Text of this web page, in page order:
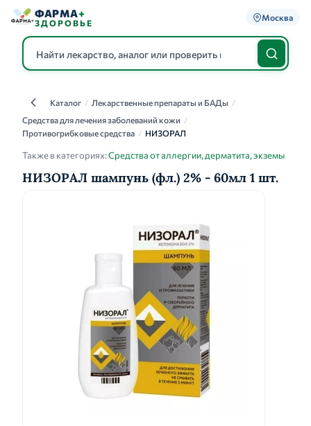
ФАРМА+
ЗДОРОВЬЕ
Москва
КаталогКаталог / Лекарственные препараты и БАДы /
Средства для лечения заболеваний кожи /
Противогрибковые средства / НИЗОРАЛ
Также в категориях:Средства от аллергии, дерматита, экземы
НИЗОРАЛ шампунь (фл.) 2% - 60мл 1 шт.